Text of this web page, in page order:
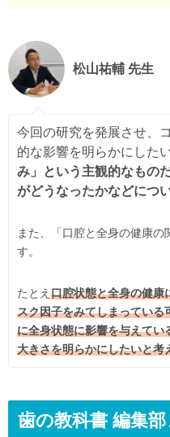
松山祐輔 先生
今回の研究を発展させ、
的な影響を明らかにした
み」という主観的なもの
がどうなったかなどにつ
また、「口腔と全身の健康の
す。
たとえ 口腔状態と全身の健康
スク因子をみてしまっている
に全身状態に影響を与えてい
大きさを明らかにしたいと考
歯の教科書 編集